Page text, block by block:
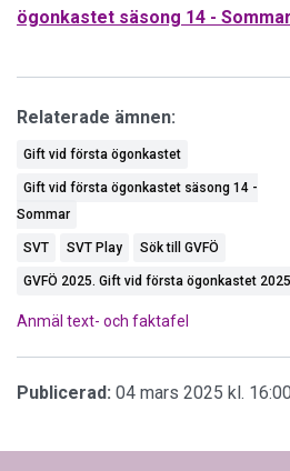
ögonkastet säsong 14 - Sommar
Relaterade ämnen:
Gift vid första ögonkastet
Gift vid första ögonkastet säsong 14 -
Sommar
SVT SVT Play Sök till GVFÖ
GVFÖ 2025. Gift vid första ögonkastet 2025
Anmäl text- och faktafel
Publicerad: 04 mars 2025 kl. 16:00